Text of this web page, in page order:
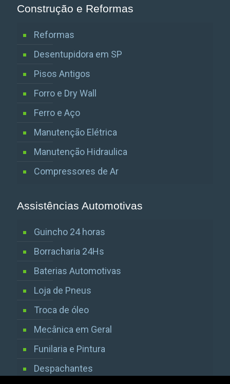
Construção e Reformas
Reformas
Desentupidora em SP
Pisos Antigos
Forro e Dry Wall
Ferro e Aço
Manutenção Elétrica
Manutenção Hidraulica
Compressores de Ar
Assistências Automotivas
Guincho 24 horas
Borracharia 24Hs
Baterias Automotivas
Loja de Pneus
Troca de óleo
Mecânica em Geral
Funilaria e Pintura
Despachantes